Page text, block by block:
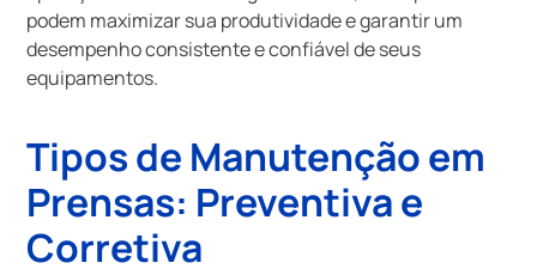
podem maximizar sua produtividade e garantir um
desempenho consistente e confiável de seus
equipamentos.
Tipos de Manutenção em
Prensas: Preventiva e
Corretiva